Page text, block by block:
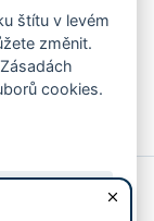
akce?
cookies
štítu v levém
změnit.
cookies.